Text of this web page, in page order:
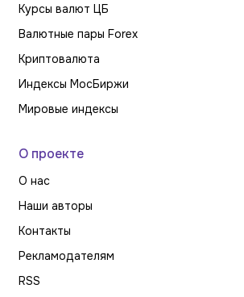
Курсы валют ЦБ
Валютные пары Forex
Криптовалюта
Индексы МосБиржи
Мировые индексы
О проекте
О нас
Наши авторы
Контакты
Рекламодателям
RSS